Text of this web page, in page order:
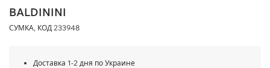
BALDININI
СУМКА, КОД 233948
Доставка 1-2 дня по Украине